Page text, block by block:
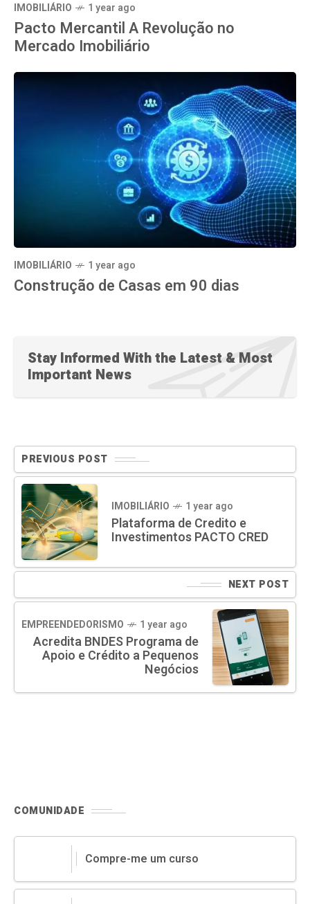
IMOBILIÁRIO 1 year ago
Pacto Mercantil A Revolução no
Mercado Imobiliário
IMOBILIÁRIO 1 year ago
Construção de Casas em 90 dias
Stay Informed With the Latest & Most
Important News
PREVIOUS POST
IMOBILIÁRIO 1 year ago
Plataforma de Credito e
Investimentos PACTO CRED
NEXT POST
EMPREENDEDORISMO 1 year ago
Acredita BNDES Programa de
Apoio e Crédito a Pequenos
Negócios
COMUNIDADE
Compre-me um curso